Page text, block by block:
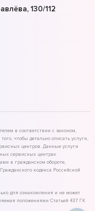
130/112
в соответствии с законом,
чтобы детально описать услуги,
центров. Данные услуги
сервисных центрах
в гражданском обороте,
кодекса Российской
для ознакомления и не может
положениями Статьей 437 ГК